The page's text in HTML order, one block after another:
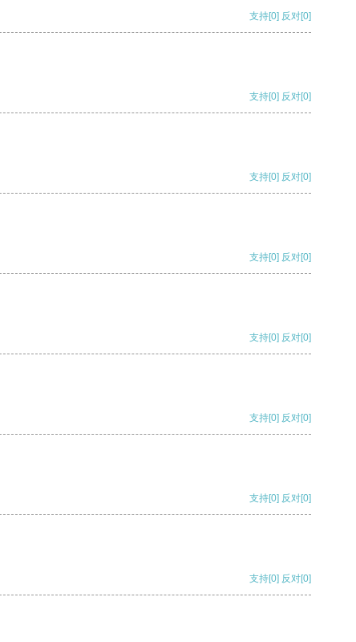
支持[0] 反对[0]
支持[0] 反对[0]
支持[0] 反对[0]
支持[0] 反对[0]
支持[0] 反对[0]
支持[0] 反对[0]
支持[0] 反对[0]
支持[0] 反对[0]